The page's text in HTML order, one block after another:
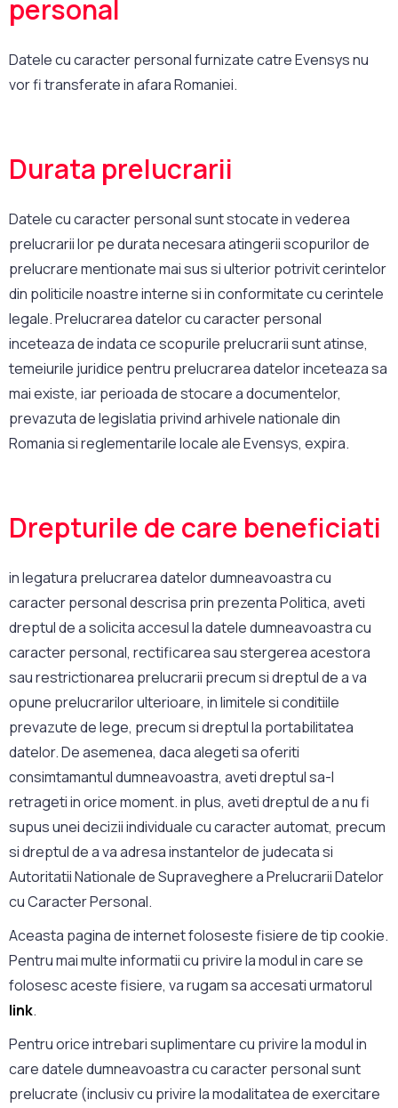
personal
Datele cu caracter personal furnizate catre Evensys nu
vor fi transferate in afara Romaniei.
Durata prelucrarii
Datele cu caracter personal sunt stocate in vederea
prelucrarii lor pe durata necesara atingerii scopurilor de
prelucrare mentionate mai sus si ulterior potrivit cerintelor
din politicile noastre interne si in conformitate cu cerintele
legale. Prelucrarea datelor cu caracter personal
inceteaza de indata ce scopurile prelucrarii sunt atinse,
temeiurile juridice pentru prelucrarea datelor inceteaza sa
mai existe, iar perioada de stocare a documentelor,
prevazuta de legislatia privind arhivele nationale din
Romania si reglementarile locale ale Evensys, expira.
Drepturile de care beneficiati
in legatura prelucrarea datelor dumneavoastra cu
caracter personal descrisa prin prezenta Politica, aveti
dreptul de a solicita accesul la datele dumneavoastra cu
caracter personal, rectificarea sau stergerea acestora
sau restrictionarea prelucrarii precum si dreptul de a va
opune prelucrarilor ulterioare, in limitele si conditiile
prevazute de lege, precum si dreptul la portabilitatea
datelor. De asemenea, daca alegeti sa oferiti
consimtamantul dumneavoastra, aveti dreptul sa-l
retrageti in orice moment. in plus, aveti dreptul de a nu fi
supus unei decizii individuale cu caracter automat, precum
si dreptul de a va adresa instantelor de judecata si
Autoritatii Nationale de Supraveghere a Prelucrarii Datelor
cu Caracter Personal.
Aceasta pagina de internet foloseste fisiere de tip cookie.
Pentru mai multe informatii cu privire la modul in care se
folosesc aceste fisiere, va rugam sa accesati urmatorul
link.
Pentru orice intrebari suplimentare cu privire la modul in
care datele dumneavoastra cu caracter personal sunt
prelucrate (inclusiv cu privire la modalitatea de exercitare